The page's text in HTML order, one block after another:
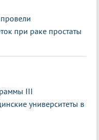
при раке простаты
III
университеты в